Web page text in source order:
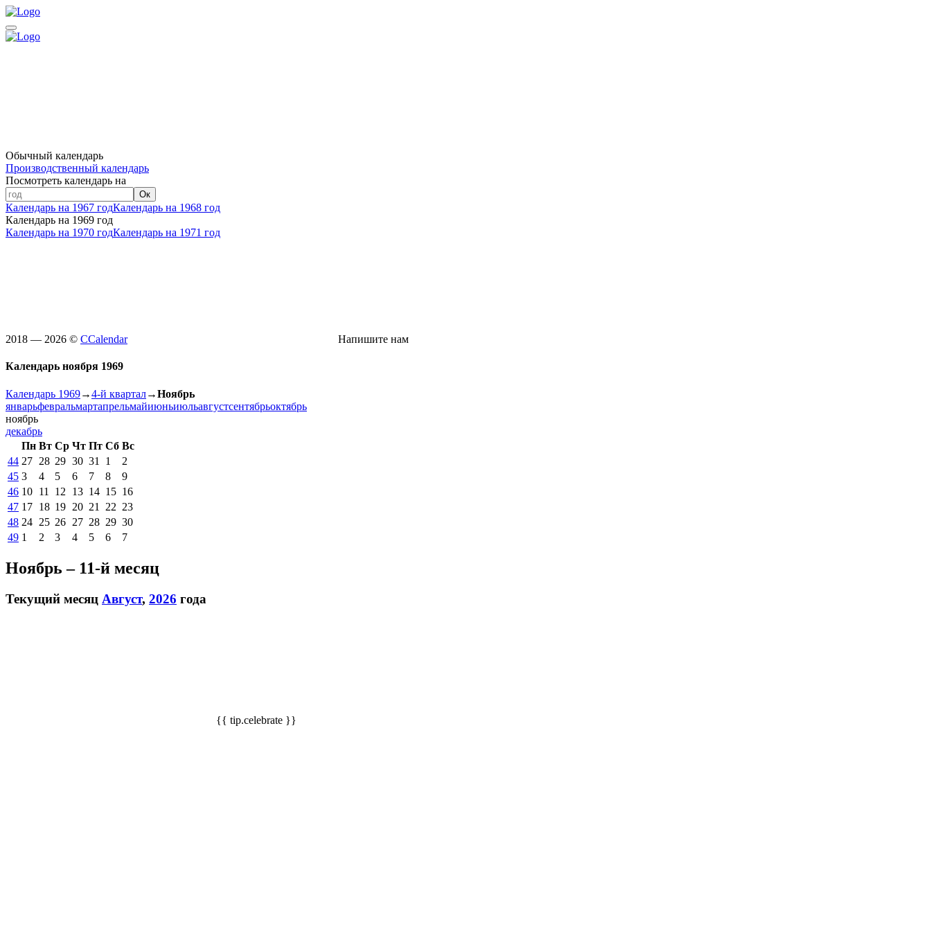
Обычный календарь
Производственный календарь
Посмотреть календарь на
Ок
Календарь на 1967 годКалендарь на 1968 год
Календарь на 1969 год
Календарь на 1970 годКалендарь на 1971 год
2018 — 2026 © CCalendar Напишите нам
Календарь ноября 1969
Календарь 1969→4-й квартал→Ноябрь
январьфевральмартапрельмайиюньиюльавгустсентябрьоктябрь
ноябрь
декабрь
Пн Вт Ср Чт Пт Сб Вс
44 27 28 29 30 31 1
2
45 3 4 5 6 7 8
9
46 10 11 12 13 14 15 16
47 17 18 19 20 21 22 23
48 24 25 26 27 28 29 30
49 1 2 3 4 5 6 7
Ноябрь – 11-й месяц
Текущий месяц Август, 2026 года
{{ tip.celebrate }}